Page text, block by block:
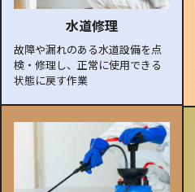
水道修理
故障や漏れのある水道設備を点
検・修理し、正常に使用できる
状態に戻す作業